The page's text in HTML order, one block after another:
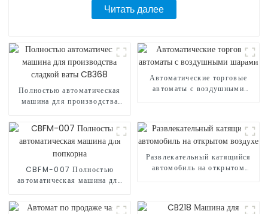
Читать далее
Полностью автоматическая
машина для производства
Автоматические торговые
автоматы с воздушными
CBFM-007 Полностью
автоматическая машина для
Развлекательный катящийся
автомобиль на открытом